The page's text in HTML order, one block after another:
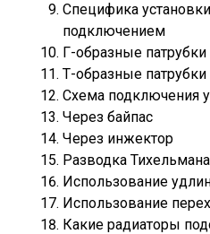
Специфика
подключением
Г-образные патрубки
Т-образные патрубки
Схема подключения
Через байпас
Через инжектор
Разводка Тихельмана
Использование
Использование
Какие радиаторы